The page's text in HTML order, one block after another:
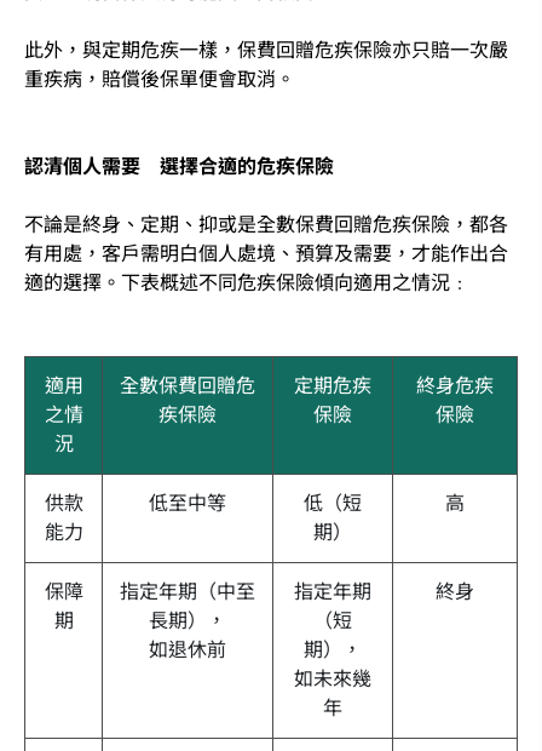
此外，與定期危疾一樣，保費回贈危疾保險亦只賠一次嚴
重疾病，賠償後保單便會取消。
認清個人需要 選擇合適的危疾保險
不論是終身、定期、抑或是全數保費回贈危疾保險，都各
有用處，客戶需明白個人處境、預算及需要，才能作出合
適的選擇。下表概述不同危疾保險傾向適用之情況﹕
適用
之情
況
全數保費回贈危
疾保險
定期危疾
保險
終身危疾
保險
供款
能力
低至中等
低（短
期）
高
保障
期
指定年期（中至
長期），
如退休前
指定年期
（短
期），
如未來幾
年
終身